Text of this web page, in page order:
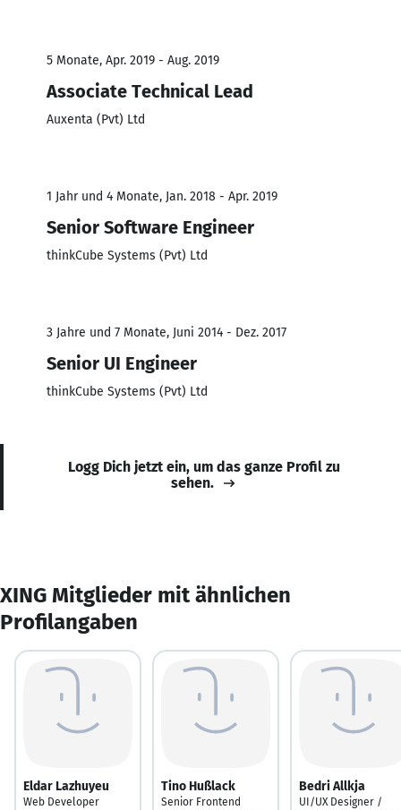
5 Monate, Apr. 2019 - Aug. 2019
Associate Technical Lead
Auxenta (Pvt) Ltd
1 Jahr und 4 Monate, Jan. 2018 - Apr. 2019
Senior Software Engineer
thinkCube Systems (Pvt) Ltd
3 Jahre und 7 Monate, Juni 2014 - Dez. 2017
Senior UI Engineer
thinkCube Systems (Pvt) Ltd
Logg Dich jetzt ein, um das ganze Profil zu
sehen.
XING Mitglieder mit ähnlichen
Profilangaben
Eldar Lazhuyeu
Web Developer
Tino Hußlack
Senior Frontend
Bedri Allkja
UI/UX Designer /